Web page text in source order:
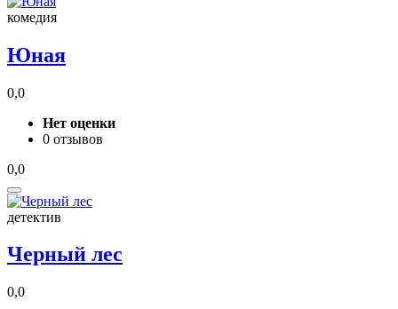
комедия
Юная
0,0
Нет оценки
0 отзывов
0,0
детектив
Черный лес
0,0